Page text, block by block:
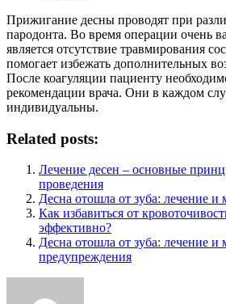
Прижигание десны проводят при
пародонта. Во время операции очень
является отсутствие травмирования
помогает избежать дополнительных
После коагуляции пациенту
рекомендации врача. Они в каждом
индивидуальны.
Related posts:
Лечение десен – основные
проведения
Десна отошла от зуба: лечение
Как избавиться от
эффективно?
Десна отошла от зуба: лечение и
предупреждения